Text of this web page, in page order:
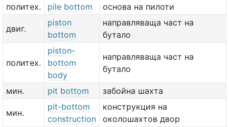
политех. pile bottom основа на пилоти
двиг.
piston
bottom
направляваща част на
бутало
политех.
piston-
bottom
body
направляваща част на
бутало
мин. pit bottom забойна шахта
мин.
pit-bottom
construction
конструкция на
околошахтов двор